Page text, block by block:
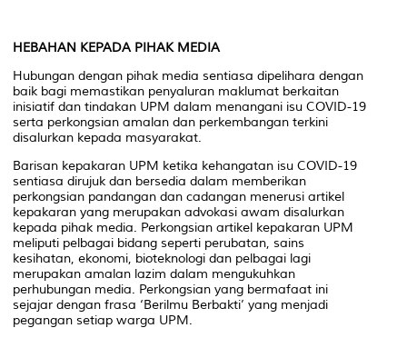
HEBAHAN KEPADA PIHAK MEDIA
Hubungan dengan pihak media sentiasa dipelihara dengan
baik bagi memastikan penyaluran maklumat berkaitan
inisiatif dan tindakan UPM dalam menangani isu COVID-19
serta perkongsian amalan dan perkembangan terkini
disalurkan kepada masyarakat.
Barisan kepakaran UPM ketika kehangatan isu COVID-19
sentiasa dirujuk dan bersedia dalam memberikan
perkongsian pandangan dan cadangan menerusi artikel
kepakaran yang merupakan advokasi awam disalurkan
kepada pihak media. Perkongsian artikel kepakaran UPM
meliputi pelbagai bidang seperti perubatan, sains
kesihatan, ekonomi, bioteknologi dan pelbagai lagi
merupakan amalan lazim dalam mengukuhkan
perhubungan media. Perkongsian yang bermafaat ini
sejajar dengan frasa ‘Berilmu Berbakti’ yang menjadi
pegangan setiap warga UPM.